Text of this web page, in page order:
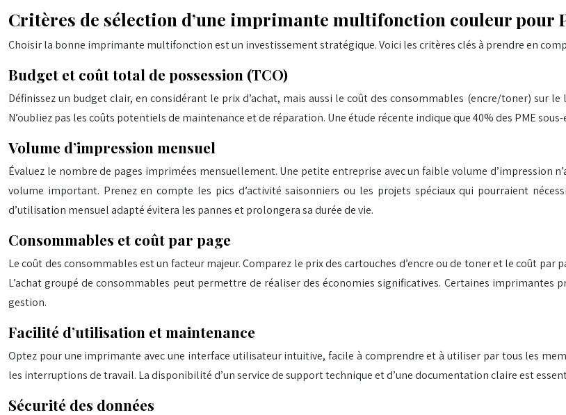
Critères de sélection d’une imprimante multifonction couleur pour
Choisir la bonne imprimante multifonction est un investissement stratégique. Voici les critères clés à prendre en
Budget et coût total de possession (TCO)
Définissez un budget clair, en considérant le prix d’achat, mais aussi le coût des consommables (encre/toner) sur
N’oubliez pas les coûts potentiels de maintenance et de réparation. Une étude récente indique que 40% des PME
Volume d’impression mensuel
Évaluez le nombre de pages imprimées mensuellement. Une petite entreprise avec un faible volume d’impression
volume important. Prenez en compte les pics d’activité saisonniers ou les projets spéciaux qui pourraient
d’utilisation mensuel adapté évitera les pannes et prolongera sa durée de vie.
Consommables et coût par page
Le coût des consommables est un facteur majeur. Comparez le prix des cartouches d’encre ou de toner et le coût
L’achat groupé de consommables peut permettre de réaliser des économies significatives. Certaines
gestion.
Facilité d’utilisation et maintenance
Optez pour une imprimante avec une interface utilisateur intuitive, facile à comprendre et à utiliser par tous les
les interruptions de travail. La disponibilité d’un service de support technique et d’une documentation claire est
Sécurité des données